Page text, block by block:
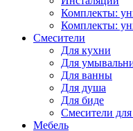
Комплекты:
Комплекты:
Смесители
Для кухни
Для
Для ванны
Для душа
Для биде
Смесители
Мебель